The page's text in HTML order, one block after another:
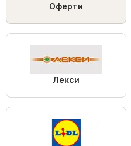
Оферти
Лекси